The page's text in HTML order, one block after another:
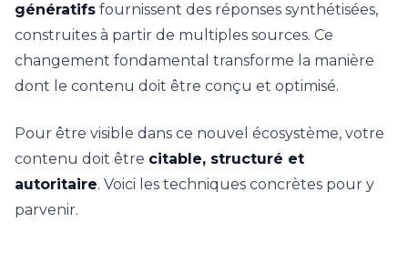
génératifs fournissent des réponses synthétisées,
construites à partir de multiples sources. Ce
changement fondamental transforme la manière
dont le contenu doit être conçu et optimisé.
Pour être visible dans ce nouvel écosystème, votre
contenu doit être citable, structuré et
autoritaire. Voici les techniques concrètes pour y
parvenir.